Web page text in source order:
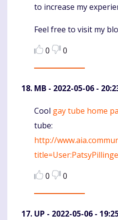
to increase my
Feel free to visit my
0
0
MB - 2022-05-06 -
Komentaras
Cool gay tube home
tube:
http://
0
0
UP - 2022-05-06 -